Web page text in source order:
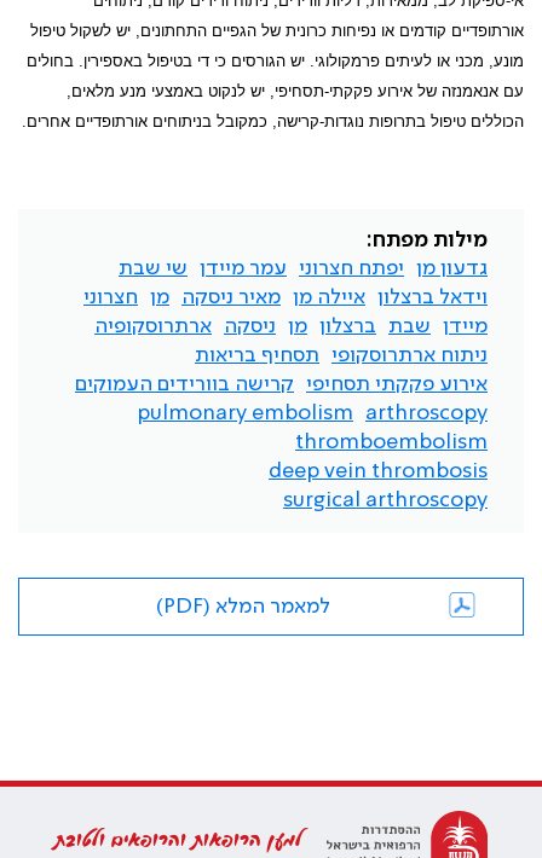
אורתופדיים קודמים או נפיחות כרונית של הגפיים התחתונים, יש לשקול טיפול
מונע, מכני או לעיתים פרמקולוגי. יש הגורסים כי די בטיפול באספירין. בחולים
עם אנאמנזה של אירוע פקקתי-תסחיפי, יש לנקוט באמצעי מנע מלאים,
הכוללים טיפול בתרופות נוגדות-קרישה, כמקובל בניתוחים אורתופדיים אחרים.
מילות מפתח:
גדעון מן
יפתח חצרוני עמר מיידן
שי שבת
וידאל ברצלון איילה מן מאיר ניסקה מן
חצרוני
מיידן
שבת ברצלון מן ניסקה
ארתרוסקופיה
ניתוח ארתרוסקופי
תסחיף בריאות
אירוע פקקתי תסחיפי
קרישה בוורידים העמוקים
arthroscopy
pulmonary embolism
thromboembolism
deep vein thrombosis
surgical arthroscopy
למאמר המלא (PDF)
למען הרופאות והרופאים ולטובת